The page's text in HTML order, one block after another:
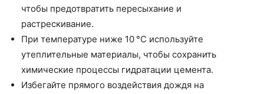
чтобы предотвратить пересыхание и
растрескивание.
При температуре ниже 10 °C используйте
утеплительные материалы, чтобы сохранить
химические процессы гидратации цемента.
Избегайте прямого воздействия дождя на